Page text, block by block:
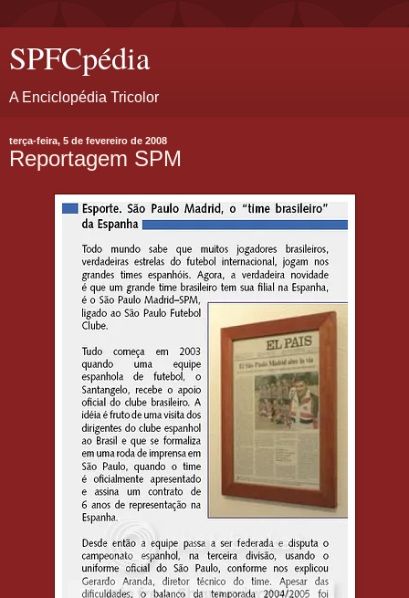
SPFCpédia
A Enciclopédia Tricolor
terça-feira, 5 de fevereiro de 2008
Reportagem SPM